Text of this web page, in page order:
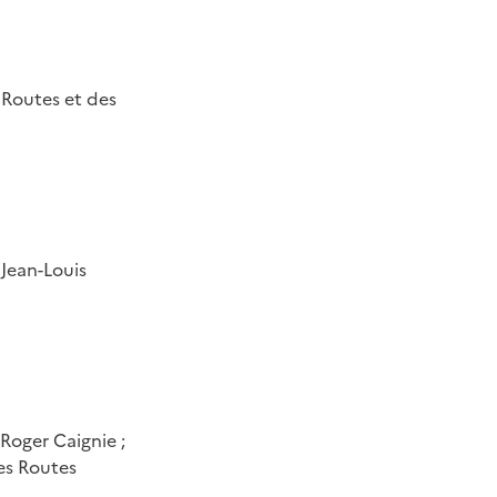
et des
Louis
Caignie ;
Routes